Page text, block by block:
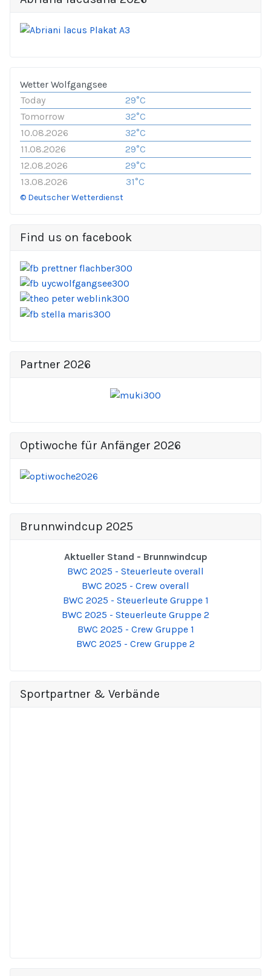
Wetter Wolfgangsee
Today
29°C
Tomorrow
32°C
10.08.2026
32°C
11.08.2026
29°C
12.08.2026
29°C
13.08.2026
31°C
© Deutscher Wetterdienst
Find us on facebook
Partner 2026
Optiwoche für Anfänger 2026
Brunnwindcup 2025
Aktueller Stand - Brunnwindcup
BWC 2025 - Steuerleute overall
BWC 2025 - Crew overall
BWC 2025 - Steuerleute Gruppe 1
BWC 2025 - Steuerleute Gruppe 2
BWC 2025 - Crew Gruppe 1
BWC 2025 - Crew Gruppe 2
Sportpartner & Verbände